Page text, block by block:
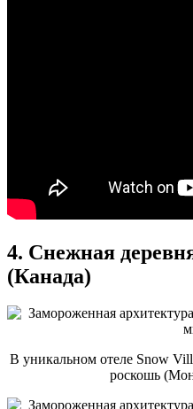
4. Снежная
(Канада)
В уникальном отеле Snow
роскошь